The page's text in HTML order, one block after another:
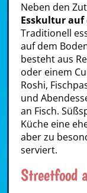
Neben den
Esskultur auf
Traditionell
auf dem
besteht aus
oder einem
Roshi,
und
an Fisch.
Küche eine
aber zu
serviert.
Streetfood